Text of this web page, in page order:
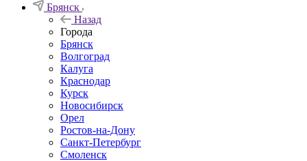
Брянск
Назад
Города
Брянск
Волгоград
Калуга
Краснодар
Курск
Новосибирск
Орел
Ростов-на-Дону
Санкт-Петербург
Смоленск